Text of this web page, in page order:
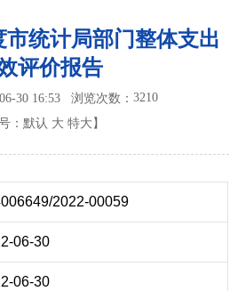
市统计局部门整体支出
评价报告
06-30 16:53浏览次数：3210
： 默认 大 特大 】
2022-00059
06-30
06-30